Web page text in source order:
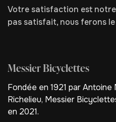
Votre satisfaction est
pas satisfait, nous ferons
Messier Bicyclettes
Fondée en 1921 par
Richelieu, Messier
en 2021.